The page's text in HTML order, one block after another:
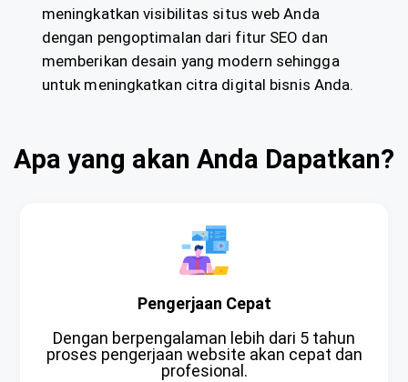
meningkatkan visibilitas situs web Anda
dengan pengoptimalan dari fitur SEO dan
memberikan desain yang modern sehingga
untuk meningkatkan citra digital bisnis Anda.
Apa yang akan Anda Dapatkan?
Pengerjaan Cepat
Dengan berpengalaman lebih dari 5 tahun
proses pengerjaan website akan cepat dan
profesional.